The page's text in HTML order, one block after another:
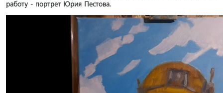
работу - портрет Юрия Пестова.